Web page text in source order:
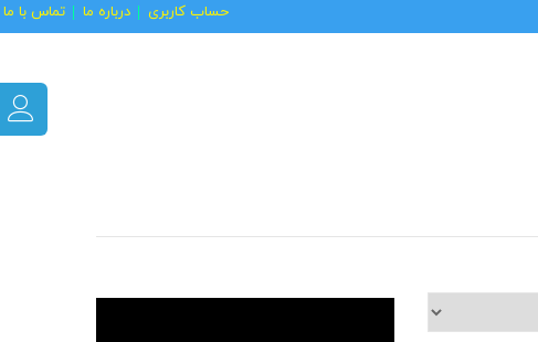
حساب کاربری درباره ما تماس با ما